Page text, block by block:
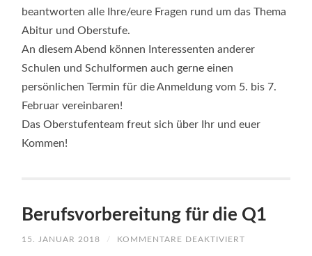
beantworten alle Ihre/eure Fragen rund um das Thema
Abitur und Oberstufe.
An diesem Abend können Interessenten anderer
Schulen und Schulformen auch gerne einen
persönlichen Termin für die Anmeldung vom 5. bis 7.
Februar vereinbaren!
Das Oberstufenteam freut sich über Ihr und euer
Kommen!
Berufsvorbereitung für die Q1
15. JANUAR 2018 / KOMMENTARE DEAKTIVIERT